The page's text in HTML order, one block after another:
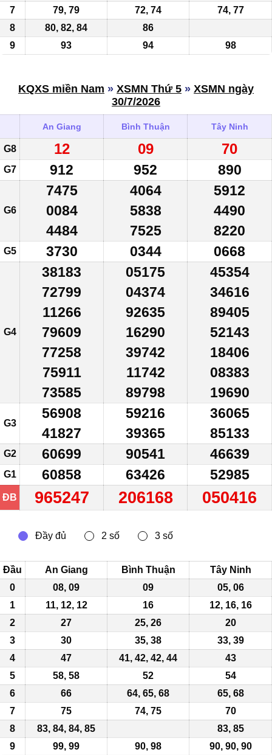
7 79, 79 72, 74
74, 77
8
80, 82, 84
86
9
93 94 98
KQXS miền Nam » XSMN Thứ 5 » XSMN ngày
30/7/2026
An Giang Bình Thuận Tây Ninh
G8 12 09 70
G7 912 952 890
G6
7475
0084
4484
4064
5838
7525
5912
4490
8220
G5 3730 0344 0668
G4
38183
72799
11266
79609
77258
75911
73585
05175
04374
92635
16290
39742
11742
89798
45354
34616
89405
52143
18406
08383
19690
G3
56908
41827
59216
39365
36065
85133
G2 60699 90541 46639
G1 60858 63426 52985
ĐB 965247 206168 050416
Đầu An Giang Bình Thuận
Tây Ninh
0
08, 09 09
05, 06
1
11, 12, 12 16 12, 16, 16
2
27 25, 26
20
3
30 35, 38
33, 39
4
47 41, 42, 42, 44
43
5
58, 58 52
54
6
66 64, 65, 68
65, 68
7
75 74, 75
70
8
83, 84, 84, 85
83, 85
9
99, 99 90, 98 90, 90, 90